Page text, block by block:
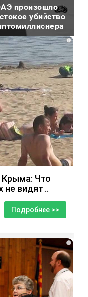
произошло
убийство
i
Крыма: Что
не видят...
Подробнее >>
i